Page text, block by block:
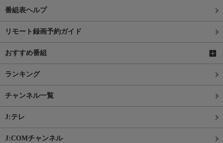
番組表ヘルプ
リモート録画予約ガイド
おすすめ番組
ランキング
チャンネル一覧
J:テレ
J:COMチャンネル